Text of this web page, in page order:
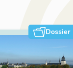
Dossier